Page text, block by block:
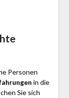
Personen
in die
Sie sich